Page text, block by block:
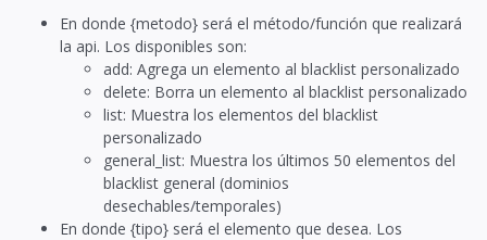
En donde {metodo} será el método/función que realizará
la api. Los disponibles son:
add: Agrega un elemento al blacklist personalizado
delete: Borra un elemento al blacklist personalizado
list: Muestra los elementos del blacklist
personalizado
general_list: Muestra los últimos 50 elementos del
blacklist general (dominios
desechables/temporales)
En donde {tipo} será el elemento que desea. Los